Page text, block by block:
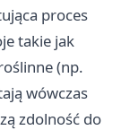
proces
takie jak
(np.
wówczas
zdolność do